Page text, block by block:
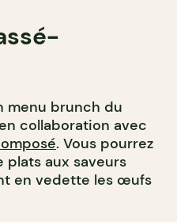
menu brunch du
collaboration avec
. Vous pourrez
plats aux saveurs
en vedette les œufs